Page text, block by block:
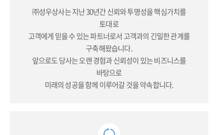
㈜성우상사는 지난 30년간 신뢰와 투명성을 핵심가치를
토대로
고객에게 믿을 수 있는 파트너로서 고객과의 긴밀한 관계를
구축해왔습니다.
앞으로도 당사는 오랜 경험과 신뢰성이 있는 비즈니스를
바탕으로
미래의 성공을 함께 이루어갈 것을 약속합니다.